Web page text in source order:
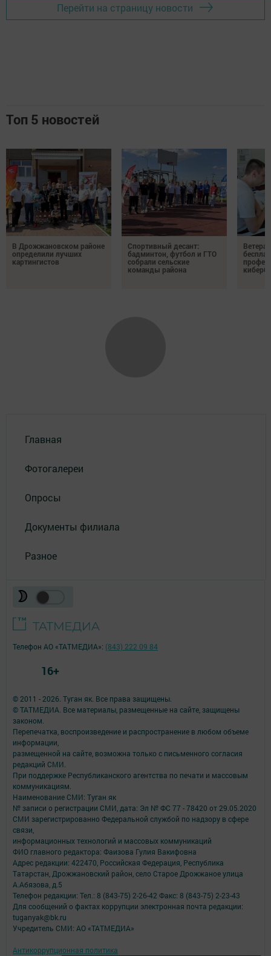
Перейти на страницу новости
Топ 5 новостей
В Дрожжановском районе
определили лучших
картингистов
Спортивный десант:
бадминтон, футбол и ГТО
собрали сельские
команды района
Главная
Фотогалереи
Опросы
Документы филиала
Разное
© 2011 - 2026. Туган як. Все права защищены.
© ТАТМЕДИА. Все материалы, размещенные на сайте, защищены
законом.
Перепечатка, воспроизведение и распространение в любом объеме
информации,
размещенной на сайте, возможна только с письменного согласия
редакций СМИ.
При поддержке Республиканского агентства по печати и массовым
коммуникациям.
Наименование СМИ: Туган як
№ записи о регистрации СМИ, дата: Эл № ФС 77 - 78420 от 29.05.2020
СМИ зарегистрированно Федеральной службой по надзору в сфере
связи,
информационных технологий и массовых коммуникаций
ФИО главного редактора: Фаизова Гулия Вакифовна
Адрес редакции: 422470, Российская Федерация, Республика
Татарстан, Дрожжановский район, село Старое Дрожжаное улица
А.Абязова, д.5
Телефон редакции: Тел.: 8 (843-75) 2-26-42 Факс: 8 (843-75) 2-23-43
Для сообщений о фактах коррупции электронная почта редакции:
tuganyak@bk.ru
Учредитель СМИ: АО «ТАТМЕДИА»
Антикоррупционная политика
Телефон АО «ТАТМЕДИА»: (843) 222 09 84
16+